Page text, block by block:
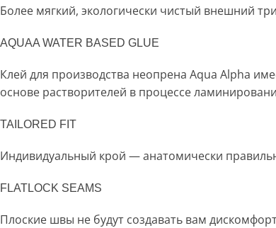
Более мягкий, экологически чистый внешний
AQUAA WATER BASED GLUE
Клей для производства неопрена Aqua Alpha
основе растворителей в процессе
TAILORED FIT
Индивидуальный крой — анатомически
FLATLOCK SEAMS
Плоские швы не будут создавать вам